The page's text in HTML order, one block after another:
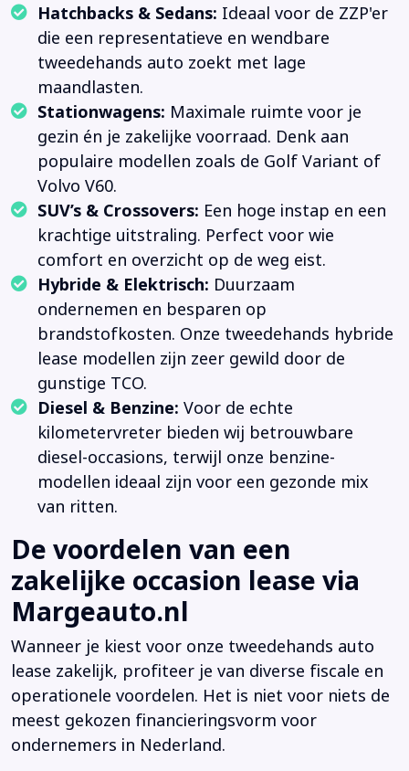
Hatchbacks & Sedans: Ideaal voor de ZZP'er
die een representatieve en wendbare
tweedehands auto zoekt met lage
maandlasten.
Stationwagens: Maximale ruimte voor je
gezin én je zakelijke voorraad. Denk aan
populaire modellen zoals de Golf Variant of
Volvo V60.
SUV’s & Crossovers: Een hoge instap en een
krachtige uitstraling. Perfect voor wie
comfort en overzicht op de weg eist.
Hybride & Elektrisch: Duurzaam
ondernemen en besparen op
brandstofkosten. Onze tweedehands hybride
lease modellen zijn zeer gewild door de
gunstige TCO.
Diesel & Benzine: Voor de echte
kilometervreter bieden wij betrouwbare
diesel-occasions, terwijl onze benzine-
modellen ideaal zijn voor een gezonde mix
van ritten.
De voordelen van een
zakelijke occasion lease via
Margeauto.nl
Wanneer je kiest voor onze tweedehands auto
lease zakelijk, profiteer je van diverse fiscale en
operationele voordelen. Het is niet voor niets de
meest gekozen financieringsvorm voor
ondernemers in Nederland.